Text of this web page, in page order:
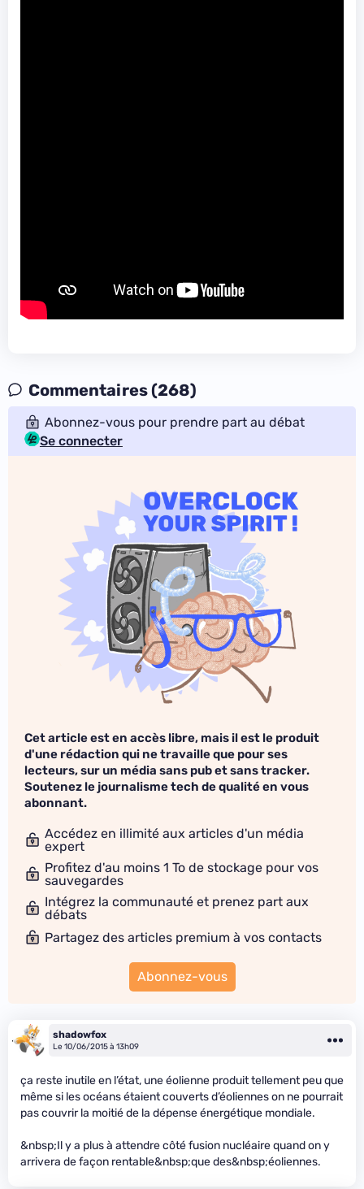
Commentaires (268)
Abonnez-vous pour prendre part au débat
Se connecter
Cet article est en accès libre, mais il est le produit
d'une rédaction qui ne travaille que pour ses
lecteurs, sur un média sans pub et sans tracker.
Soutenez le journalisme tech de qualité en vous
abonnant.
Accédez en illimité aux articles d'un média
expert
Profitez d'au moins 1 To de stockage pour vos
sauvegardes
Intégrez la communauté et prenez part aux
débats
Partagez des articles premium à vos contacts
Abonnez-vous
shadowfox
Le 10/06/2015 à 13h09
ça reste inutile en l’état, une éolienne produit tellement peu que
même si les océans étaient couverts d’éoliennes on ne pourrait
pas couvrir la moitié de la dépense énergétique mondiale.
&nbsp;Il y a plus à attendre côté fusion nucléaire quand on y
arrivera de façon rentable&nbsp;que des&nbsp;éoliennes.